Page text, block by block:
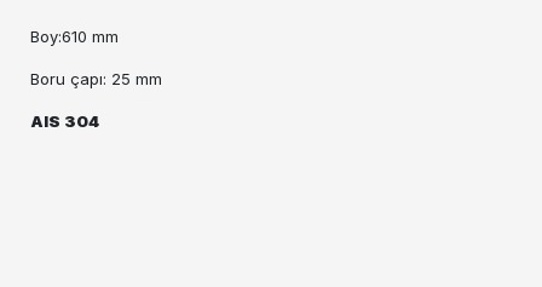
Boy:610 mm
Boru çapı: 25 mm
AIS 304